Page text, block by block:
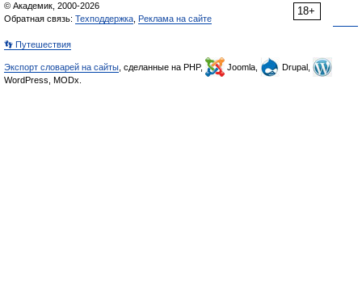
18+
© Академик, 2000-2026
Обратная связь: Техподдержка Реклама на сайте
👣 Путешествия
Экспорт словарей на сайты , сделанные на PHP, Joomla,
Drupal,
WordPress, MODx.